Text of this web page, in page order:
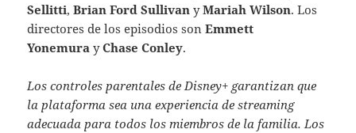
Sellitti,Brian Ford SullivanyMariah Wilson. Los
directores de los episodios son Emmett
YonemurayChase Conley.
Los controles parentales de Disney+ garantizan que
la plataforma sea una experiencia de streaming
adecuada para todos los miembros de la familia. Los